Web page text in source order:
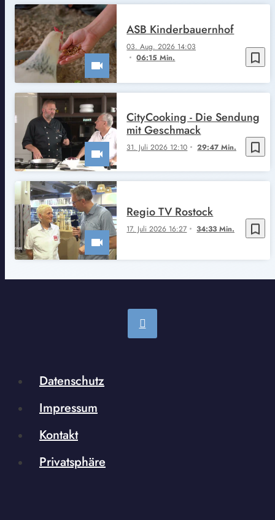
bookmark_border
03. Aug. 2026 14:03
06:15 Min.
ASB Kinderbauernhof
bookmark_border
31. Juli 2026 12:10 29:47 Min.
CityCooking - Die Sendung
mit Geschmack
bookmark_border
17. Juli 2026 16:27 34:33 Min.
Regio TV Rostock
Datenschutz
Impressum
Kontakt
Privatsphäre